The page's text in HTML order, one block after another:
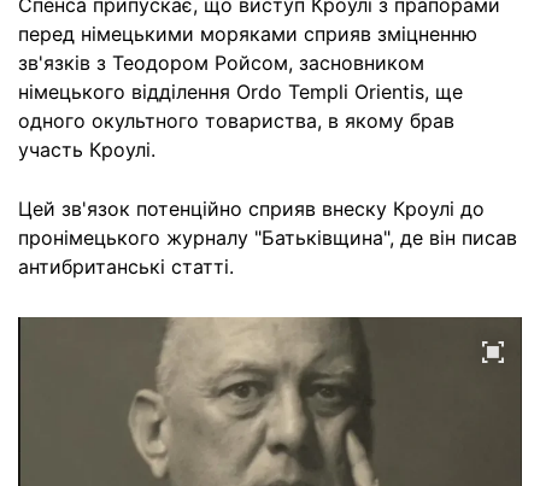
Спенса припускає, що виступ Кроулі з прапорами
перед німецькими моряками сприяв зміцненню
зв'язків з Теодором Ройсом, засновником
німецького відділення Ordo Templi Orientis, ще
одного окультного товариства, в якому брав
участь Кроулі.
Цей зв'язок потенційно сприяв внеску Кроулі до
пронімецького журналу "Батьківщина", де він писав
антибританські статті.